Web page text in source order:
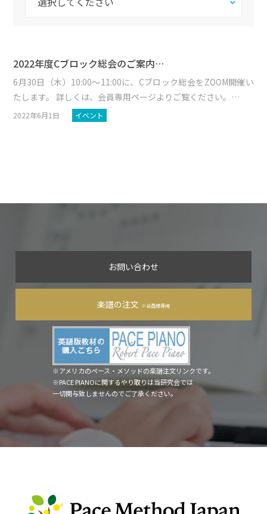
2022年度Cブロック総会のご案内…
6月30日（木）10:00～11:00に、Cブロック総会をZOOM開催い
たします。 詳しくは、会員専用ページよりご覧ください。…
2022年6月1日 イベント
お問い合わせ
楽譜の注文 ※会員様専用
※アメリカのペース・メソッドの楽譜注文リンクです。
※PACE PIANOに関するやり取りは当研究会では
一切関与致しませんのでご了承ください。